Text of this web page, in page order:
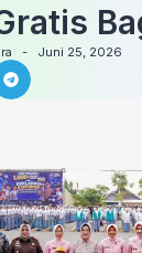
- Juni 25, 2026